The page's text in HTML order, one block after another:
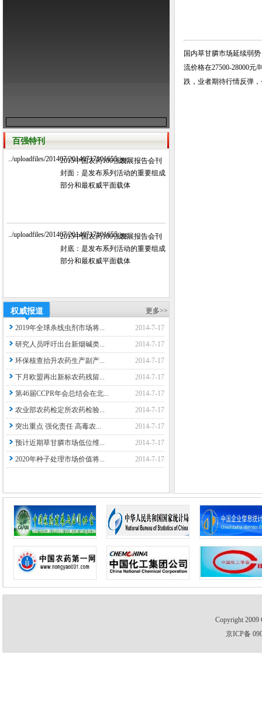
百强特刊
../uploadfiles/201407/20140717101655.jpg
2015中国农药100强发展报告会刊
封面：是发布系列活动的重要组成
部分和最权威平面载体
../uploadfiles/201407/20140717101655.jpg
2015中国农药100强发展报告会刊
封底：是发布系列活动的重要组成
部分和最权威平面载体
权威报道 更多>>
2019年全球杀线虫剂市场将...
2014-7-17
研究人员呼吁出台新烟碱类...
2014-7-17
环保核查抬升农药生产副产...
2014-7-17
下月欧盟再出新标农药残留...
2014-7-17
第46届CCPR年会总结会在北...
2014-7-17
农业部农药检定所农药检验...
2014-7-17
突出重点 强化责任 高毒农...
2014-7-17
预计近期草甘膦市场低位维...
2014-7-17
2020年种子处理市场价值将...
2014-7-17
国内草甘膦市场延续弱
流价格在27500-28000
跌，业者期待行情反弹
Copyright 2009
京ICP备